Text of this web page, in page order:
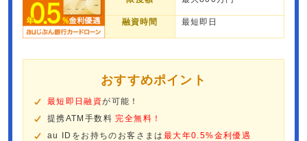
融資時間 最短即日
おすすめポイント
最短即日融資が可能！
提携ATM手数料完全無料！
au IDをお持ちのお客さまは 最大年0.5%金利優遇